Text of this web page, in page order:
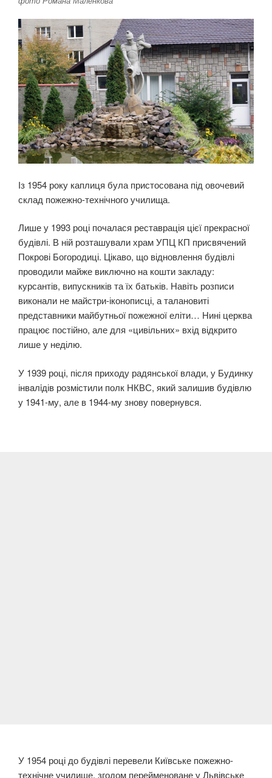
Із 1954 року каплиця була пристосована під овочевий
склад пожежно-технічного училища.
Лише у 1993 році почалася реставрація цієї прекрасної
будівлі. В ній розташували храм УПЦ КП присвячений
Покрові Богородиці. Цікаво, що відновлення будівлі
проводили майже виключно на кошти закладу:
курсантів, випускників та їх батьків. Навіть розписи
виконали не майстри-іконописці, а талановиті
представники майбутньої пoжежної еліти… Нині церква
працює постійно, але для «цивільних» вхід відкрито
лише у неділю.
У 1939 році, після приходу радянської влади, у Будинку
інвaлiдів розмістили полк НКВС, який залишив будівлю
у 1941-му, але в 1944-му знову повернувся.
У 1954 році до будівлі перевели Київське пожежно-
технічне училище, згодом перейменоване у Львівське